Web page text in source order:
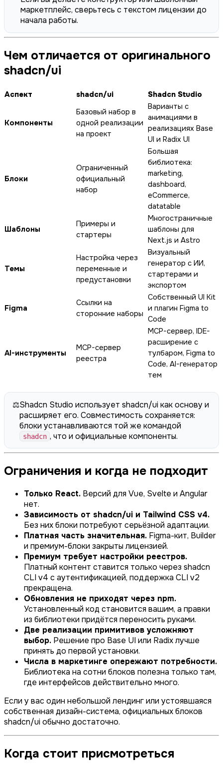
маркетплейс, сверьтесь с текстом лицензии до
начала работы.
Чем отличается от оригинального
shadcn/ui
Аспект shadcn/ui Shadcn Studio
Компоненты
Базовый набор в
одной реализации
на проект
Варианты с
анимациями в
реализациях Base
UI и Radix UI
Блоки
Ограниченный
официальный
набор
Большая
библиотека:
marketing,
dashboard,
eCommerce,
datatable
Шаблоны
Примеры и
стартеры
Многостраничные
шаблоны для
Next.js и Astro
Темы
Настройка через
переменные и
предустановки
Визуальный
генератор с ИИ,
стартерами и
экспортом
Figma
Ссылки на
сторонние наборы
Собственный UI Kit
и плагин Figma to
Code
AI-инструменты
MCP-сервер
реестра
MCP-сервер, IDE-
расширение с
тулбаром, Figma to
Code, AI-генератор
тем
⚖️Shadcn Studio использует shadcn/ui как основу и
расширяет его. Совместимость сохраняется:
блоки устанавливаются той же командой
shadcn , что и официальные компоненты.
Ограничения и когда не подходит
Только React. Версий для Vue, Svelte и Angular
нет.
Зависимость от shadcn/ui и Tailwind CSS v4.
Без них блоки потребуют серьёзной адаптации.
Платная часть значительная. Figma-кит, Builder
и премиум-блоки закрыты лицензией.
Премиум требует настройки реестров.
Платный контент ставится только через shadcn
CLI v4 с аутентификацией, поддержка CLI v2
прекращена.
Обновления не приходят через npm.
Установленный код становится вашим, а правки
из библиотеки придётся переносить руками.
Две реализации примитивов усложняют
выбор. Решение про Base UI или Radix лучше
принять до первой установки.
Числа в маркетинге опережают потребности.
Библиотека на сотни блоков полезна только там,
где интерфейсов действительно много.
Если у вас один небольшой лендинг или устоявшаяся
собственная дизайн-система, официальных блоков
shadcn/ui обычно достаточно.
Когда стоит присмотреться